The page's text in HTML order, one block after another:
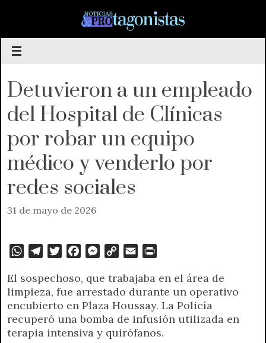
contenido
Detuvieron a un empleado
del Hospital de Clínicas
por robar un equipo
médico y venderlo por
redes sociales
31 de mayo de 2026
W
a
t
s
A
p
l
e
g
r
a
i
t
t
e
r
c
e
b
o
o
M
s
s
e
n
g
p
y
L
i
n
a
i
l
n
t
F
r
El sospechoso, que trabajaba en el área de
limpieza, fue arrestado durante un operativo
encubierto en Plaza Houssay. La Policía
recuperó una bomba de infusión utilizada en
terapia intensiva y quirófanos.